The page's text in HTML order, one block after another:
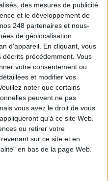
des mesures de publicité
et le développement de
248 partenaires et nous-
de géolocalisation
d'appareil. En cliquant, vous
précédemment. Vous
votre consentement ou
et modifier vos
noter que certains
peuvent ne pas
vous avez le droit de vous
qu’à ce site Web.
ou retirer votre
sur ce site et en
en bas de la page Web.
et retours d’expérience
: enjeux, méthodes et
de l’intelligence des